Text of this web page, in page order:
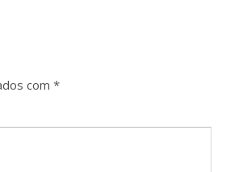
com *